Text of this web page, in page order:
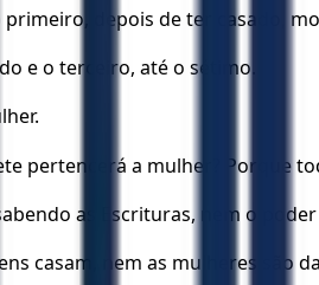
primeiro, depois de ter casado,
e o terceiro, até o sétimo.
pertencerá a mulher? Porque
as Escrituras, nem o poder
casam, nem as mulheres são